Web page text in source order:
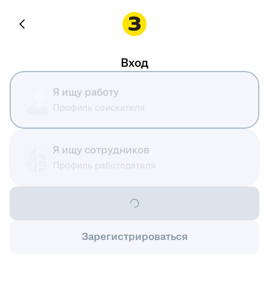
Вход
Я ищу работу
Профиль соискателя
Я ищу сотрудников
Профиль работодателя
Зарегистрироваться